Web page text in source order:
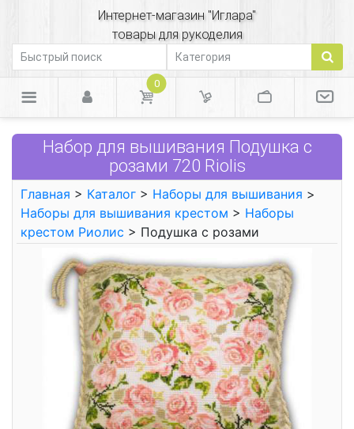
Интернет-магазин "Иглара"
товары для рукоделия
0
Набор для вышивания Подушка с
розами 720 Riolis
Главная > Каталог > Наборы для вышивания >
Наборы для вышивания крестом > Наборы
крестом Риолис > Подушка с розами